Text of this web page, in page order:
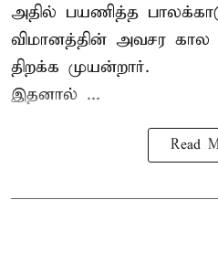
அதில் பயணித்த
விமானத்தின் அவசர
திறக்க முயன்றார்.
இதனால் ...
Read